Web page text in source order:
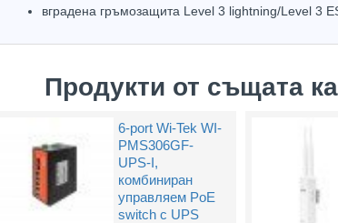
BNC Kонектор с Винт
(1.20лв.)
вградена гръмозащита Level 3 lightning/Level 3
Продукти от същата
6-port Wi-Tek WI-
PMS306GF-
UPS-I,
комбиниран
управляем PoE
switch с UPS